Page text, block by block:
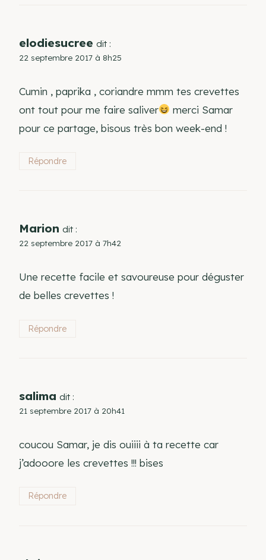
elodiesucree dit :
22 septembre 2017 à 8h25
Cumin , paprika , coriandre mmm tes crevettes
ont tout pour me faire saliver
merci Samar
pour ce partage, bisous très bon week-end !
Répondre
Marion dit :
22 septembre 2017 à 7h42
Une recette facile et savoureuse pour déguster
de belles crevettes !
Répondre
salima dit :
21 septembre 2017 à 20h41
coucou Samar, je dis ouiiii à ta recette car
j’adooore les crevettes !!! bises
Répondre